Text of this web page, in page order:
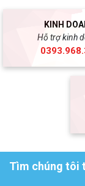
KINH
Hỗ trợ kinh
Tìm chúng tôi